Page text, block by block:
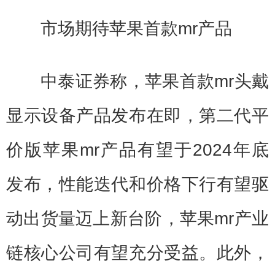
市场期待苹果首款mr产品
中泰证券称，苹果首款mr头戴
显示设备产品发布在即，第二代平
价版苹果mr产品有望于2024年底
发布，性能迭代和价格下行有望驱
动出货量迈上新台阶，苹果mr产业
链核心公司有望充分受益。此外，